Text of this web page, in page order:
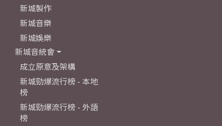
新城製作
新城音樂
新城娛樂
新城音統會
成立原意及架構
新城勁爆流行榜 - 本地
榜
新城勁爆流行榜 - 外語
榜